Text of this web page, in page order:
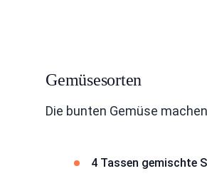
Gemüsesorten
Die bunten Gemüse
4 Tassen gemischte